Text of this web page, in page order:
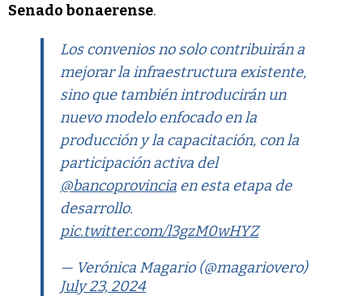
Senado bonaerense.
Los convenios no solo contribuirán a
mejorar la infraestructura existente,
sino que también introducirán un
nuevo modelo enfocado en la
producción y la capacitación, con la
participación activa del
@bancoprovincia en esta etapa de
desarrollo.
pic.twitter.com/l3gzM0wHYZ
— Verónica Magario (@magariovero)
July 23, 2024